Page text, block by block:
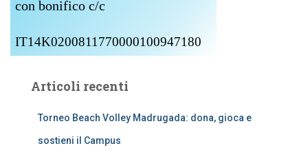
con bonifico c/c
IT14K0200811770000100947180
Articoli recenti
Torneo Beach Volley Madrugada: dona, gioca e
sostieni il Campus